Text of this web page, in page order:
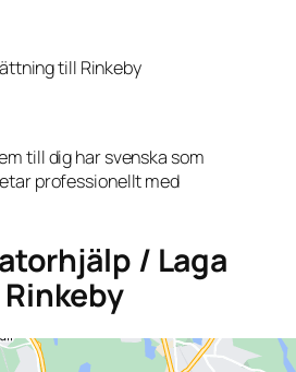
till Rinkeby
till dig har svenska som
professionellt med
/ Laga